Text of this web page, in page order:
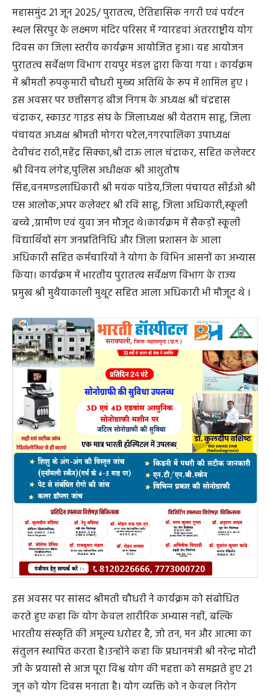
महासमुंद 21 जून 2025/ पुरातत्व, ऐतिहासिक नगरी एवं पर्यटन
स्थल सिरपुर के लक्ष्मण मंदिर परिसर में ग्यारहवां अंतरराष्ट्रीय योग
दिवस का जिला स्तरीय कार्यक्रम आयोजित हुआ। यह आयोजन
पुरातत्व सर्वेक्षण विभाग रायपुर मंडल द्वारा किया गया । कार्यक्रम
में श्रीमती रूपकुमारी चौधरी मुख्य अतिथि के रूप में शामिल हुए ।
इस अवसर पर छत्तीसगढ़ बीज निगम के अध्यक्ष श्री चंद्रहास
चंद्राकर, स्काउट गाइड संघ के जिलाध्यक्ष श्री येतराम साहू, जिला
पंचायत अध्यक्ष श्रीमती मोगरा पटेल,नगरपालिका उपाध्यक्ष
देवीचंद राठी,महेंद्र सिक्का,श्री दाऊ लाल चंद्राकर, सहित कलेक्टर
श्री विनय लंगेह,पुलिस अधीक्षक श्री आशुतोष
सिंह,वनमण्डलाधिकारी श्री मयंक पांडेय,जिला पंचायत सीईओ श्री
एस आलोक,अपर कलेक्टर श्री रवि साहू, जिला अधिकारी,स्कूली
बच्चे ,ग्रामीण एवं युवा जन मौजूद थे।कार्यक्रम में सैकड़ों स्कूली
विद्यार्थियों संग जनप्रतिनिधि और जिला प्रशासन के आला
अधिकारी सहित कर्मचारियों ने योगा के विभिन आसनों का अभ्यास
किया। कार्यक्रम में भारतीय पुरातत्व सर्वेक्षण विभाग के राज्य
प्रमुख श्री मुथैयाकाली मुथूट सहित आला अधिकारी भी मौजूद थे ।
इस अवसर पर सांसद श्रीमती चौधरी ने कार्यक्रम को संबोधित
करते हुए कहा कि योग केवल शारीरिक अभ्यास नहीं, बल्कि
भारतीय संस्कृति की अमूल्य धरोहर है, जो तन, मन और आत्मा का
संतुलन स्थापित करता है।उन्होंने कहा कि प्रधानमंत्री श्री नरेन्द्र मोदी